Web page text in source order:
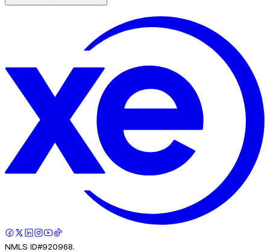
NMLS ID#920968.